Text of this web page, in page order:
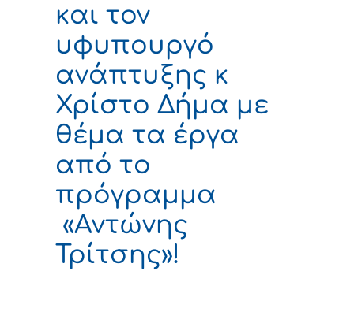
και τον
υφυπουργό
ανάπτυξης κ
Χρίστο Δήμα με
θέμα τα έργα
από το
πρόγραμμα
«Αντώνης
Τρίτσης»!